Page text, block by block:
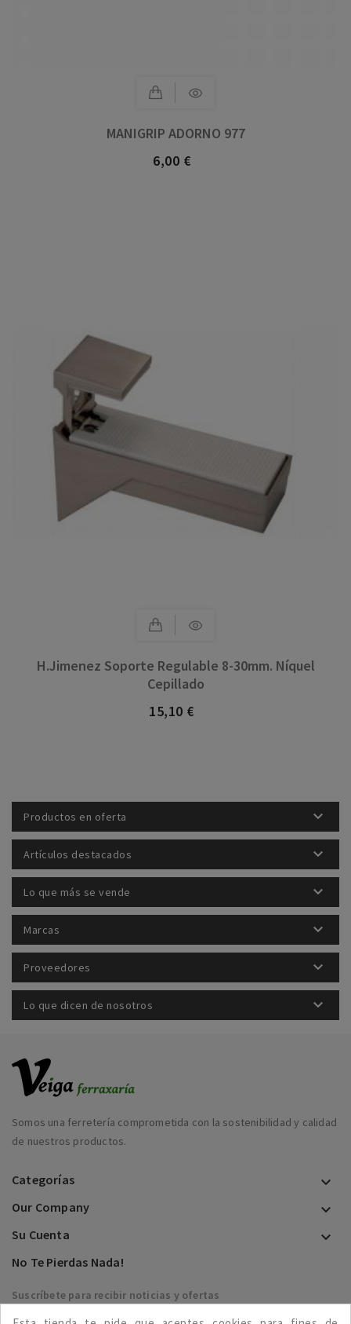
MANIGRIP ADORNO 977
Precio
6,00 €
H.Jimenez Soporte Regulable 8-30mm. Níquel
Cepillado
Precio
15,10 €
Productos en oferta 
Artículos destacados 
Lo que más se vende 
Marcas 
Proveedores 
Lo que dicen de nosotros 
Somos una ferretería comprometida con la sostenibilidad y calidad
de nuestros productos.
Categorías 
Our Company 
Su Cuenta 
No Te Pierdas Nada!
Suscríbete para recibir noticias y ofertas